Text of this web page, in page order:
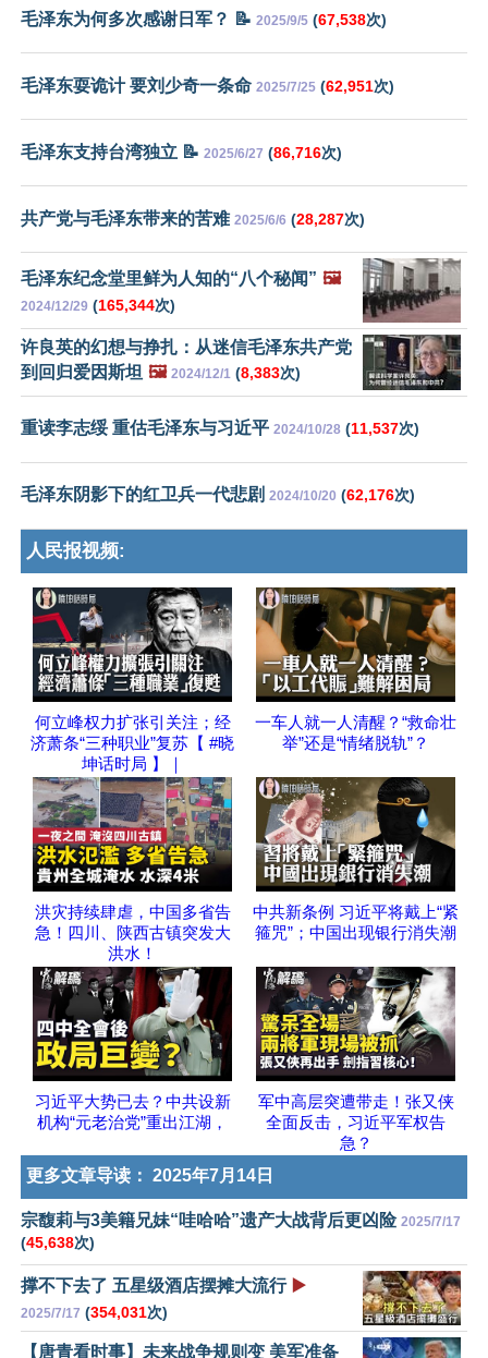
毛泽东为何多次感谢日军？ 📝 2025/9/5 (67,538次)
毛泽东耍诡计 要刘少奇一条命 2025/7/25 (62,951次)
毛泽东支持台湾独立 📝 2025/6/27 (86,716次)
共产党与毛泽东带来的苦难 2025/6/6 (28,287次)
毛泽东纪念堂里鲜为人知的“八个秘闻” 🖼️
2024/12/29 (165,344次)
许良英的幻想与挣扎：从迷信毛泽东共产党
到回归爱因斯坦 🖼️ 2024/12/1 (8,383次)
重读李志绥 重估毛泽东与习近平 2024/10/28 (11,537次)
毛泽东阴影下的红卫兵一代悲剧 2024/10/20 (62,176次)
人民报视频:
何立峰权力扩张引关注；经
济萧条“三种职业”复苏【 #晓
坤话时局 】｜
一车人就一人清醒？“救命壮
举”还是“情绪脱轨”？
洪灾持续肆虐，中国多省告
急！四川、陕西古镇突发大
洪水！
中共新条例 习近平将戴上“紧
箍咒”；中国出现银行消失潮
习近平大势已去？中共设新
机构“元老治党”重出江湖，
军中高层突遭带走！张又侠
全面反击，习近平军权告
急？
更多文章导读： 2025年7月14日
宗馥莉与3美籍兄妹“哇哈哈”遗产大战背后更凶险 2025/7/17
(45,638次)
撑不下去了 五星级酒店摆摊大流行 ▶️
2025/7/17 (354,031次)
【唐青看时事】未来战争规则变 美军准备